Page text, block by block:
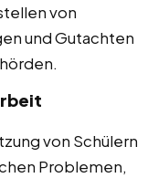
von
und Gutachten
von Schülern
Problemen,